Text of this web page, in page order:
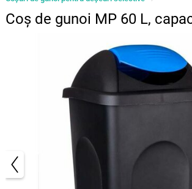
Coș de gunoi MP 60 L,